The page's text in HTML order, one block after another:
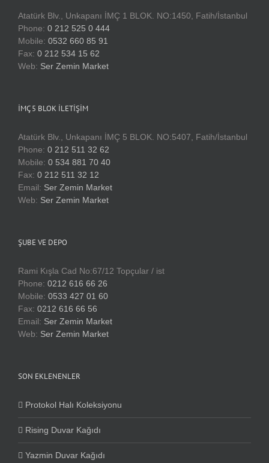
Atatürk Blv., Unkapanı İMÇ 1 BLOK. NO:1450, Fatih/İstanbul
Phone: 0 212 525 0 444
Mobile: 0532 660 85 91
Fax: 0 212 534 15 62
Web: Ser Zemin Market
İMÇ 5 BLOK İLETIŞIM
Atatürk Blv., Unkapanı İMÇ 5 BLOK. NO:5407, Fatih/İstanbul
Phone: 0 212 511 32 62
Mobile: 0 534 881 70 40
Fax: 0 212 511 32 12
Email: Ser Zemin Market
Web: Ser Zemin Market
ŞUBE VE DEPO
Rami Kışla Cad No:67/12 Topçular / ist
Phone: 0212 616 66 26
Mobile: 0533 427 01 60
Fax: 0212 616 66 56
Email: Ser Zemin Market
Web: Ser Zemin Market
SON EKLENENLER
Protokol Halı Koleksiyonu
Rising Duvar Kağıdı
Yazmin Duvar Kağıdı